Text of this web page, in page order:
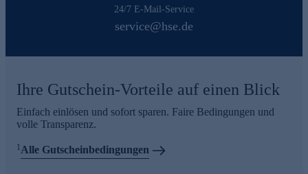
24/7 E-Mail-Service
service@hse.de
Ihre Gutschein-Vorteile auf einen Blick
Einfach einlösen und sofort sparen. Faire Bedingungen und
volle Transparenz.
1Alle Gutscheinbedingungen